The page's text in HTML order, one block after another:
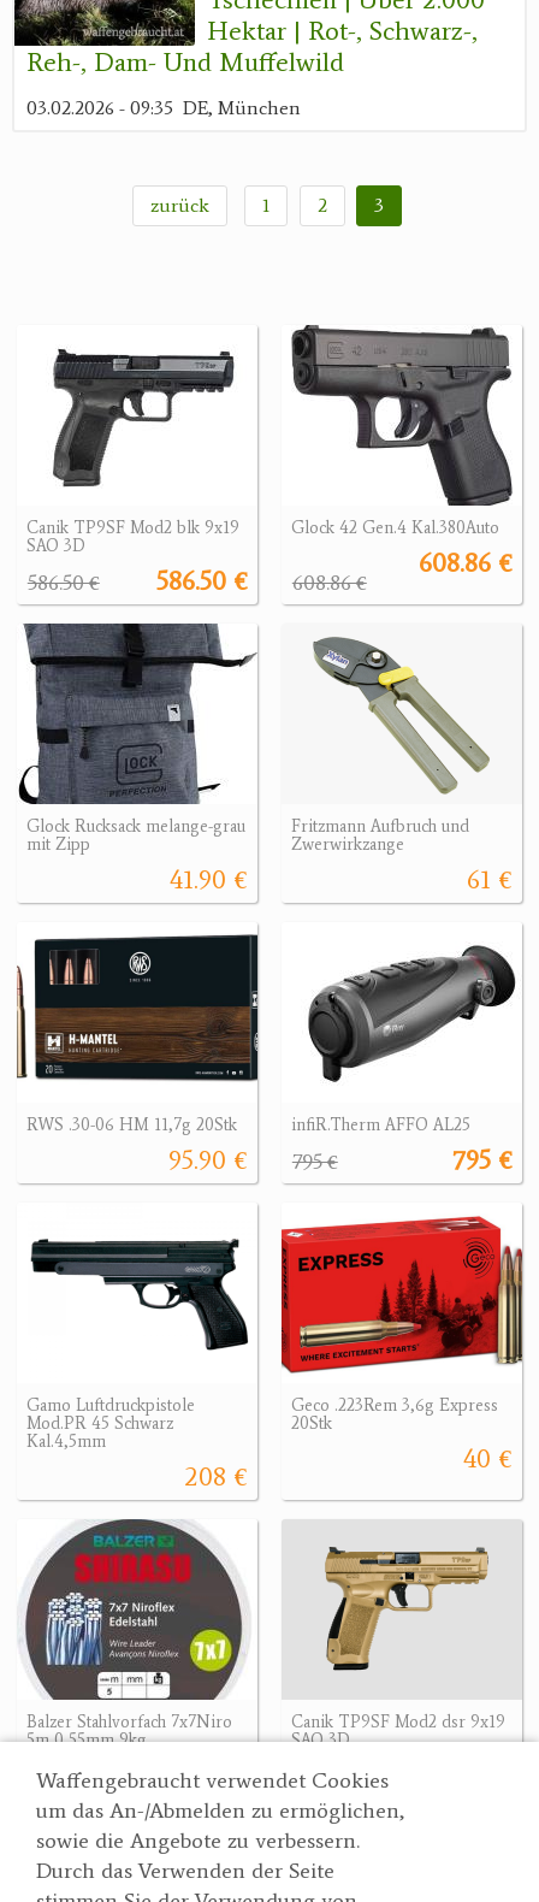
Waffengebraucht verwendet Cookies
um das An-/Abmelden zu ermöglichen,
sowie die Angebote zu verbessern.
Durch das Verwenden der Seite
Hektar | Rot-, Schwarz-,
Reh-, Dam- Und Muffelwild
03.02.2026 - 09:35 DE, München
zurück 1 2 3
Canik TP9SF Mod2 blk 9x19
SAO 3D
586.50 €
586.50 €
Glock 42 Gen.4 Kal.380Auto
608.86 €
608.86 €
Glock Rucksack melange-grau
mit Zipp
41.90 €
Fritzmann Aufbruch und
Zwerwirkzange
61 €
RWS .30-06 HM 11,7g 20Stk
95.90 €
infiR.Therm AFFO AL25
795 €
795 €
Gamo Luftdruckpistole
Mod.PR 45 Schwarz
Kal.4,5mm
208 €
Geco .223Rem 3,6g Express
20Stk
40 €
Balzer Stahlvorfach 7x7Niro
5m 0,55mm 9kg
9.90 €
Canik TP9SF Mod2 dsr 9x19
SAO 3D
Suche
Wertgarner 1820